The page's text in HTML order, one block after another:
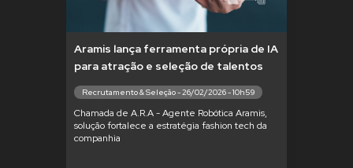
Aramis lança ferramenta própria de IA
para atração e seleção de talentos
Recrutamento & Seleção - 26/02/2026 - 10h59
Chamada de A.R.A - Agente Robótica Aramis,
solução fortalece a estratégia fashion tech da
companhia